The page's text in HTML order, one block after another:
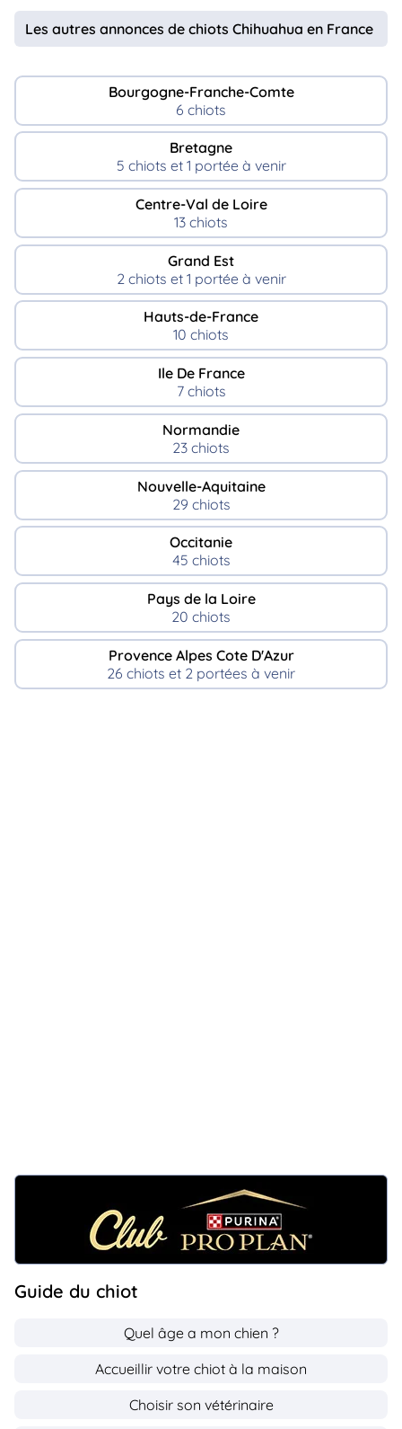
Les autres annonces de chiots Chihuahua en France
Bourgogne-Franche-Comte
6 chiots
Bretagne
5 chiots et 1 portée à venir
Centre-Val de Loire
13 chiots
Grand Est
2 chiots et 1 portée à venir
Hauts-de-France
10 chiots
Ile De France
7 chiots
Normandie
23 chiots
Nouvelle-Aquitaine
29 chiots
Occitanie
45 chiots
Pays de la Loire
20 chiots
Provence Alpes Cote D'Azur
26 chiots et 2 portées à venir
Guide du chiot
Quel âge a mon chien ?
Accueillir votre chiot à la maison
Choisir son vétérinaire